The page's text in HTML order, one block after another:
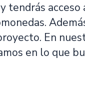
acceso
En
en lo que